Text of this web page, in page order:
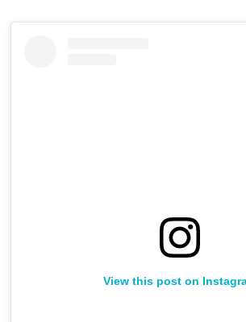
View this post on